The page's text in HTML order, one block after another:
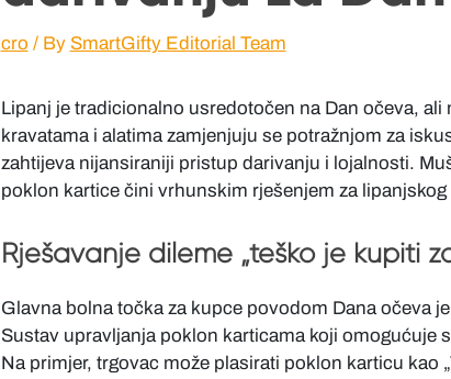
cro / By SmartGifty Editorial Team
Lipanj je tradicionalno usredotočen na Dan očeva,
kravatama i alatima zamjenjuju se potražnjom za
zahtijeva nijansiraniji pristup darivanju i lojalnosti.
poklon kartice čini vrhunskim rješenjem za lipanjskog
Rješavanje dileme „teško je kupiti
Glavna bolna točka za kupce povodom Dana očeva
Sustav upravljanja poklon karticama koji omogućuje
Na primjer, trgovac može plasirati poklon karticu kao